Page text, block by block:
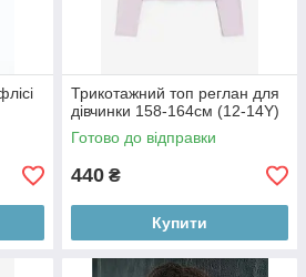
Трикотажний топ реглан для
дівчинки 158-164см (12-14Y)
Готово до відправки
440 ₴
Купити